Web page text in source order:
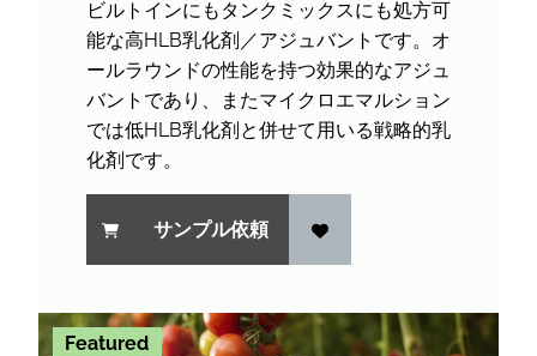
ビルトインにもタンクミックスにも処方可
能な高HLB乳化剤／アジュバントです。オ
ールラウンドの性能を持つ効果的なアジュ
バントであり、またマイクロエマルション
では低HLB乳化剤と併せて用いる戦略的乳
化剤です。
サンプル依頼
Featured